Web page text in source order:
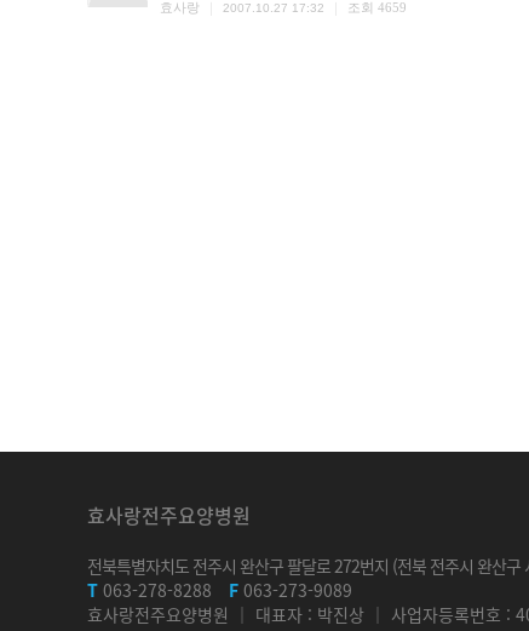
효사랑 2007.10.27 17:32 조회 4659
효사랑전주요양병원
전북특별자치도 전주시 완산구 팔달로 272번지 (전북 전주시 완산
T 063-278-8288 F 063-273-9089
효사랑전주요양병원 ｜ 대표자 : 박진상 ｜ 사업자등록번호 :